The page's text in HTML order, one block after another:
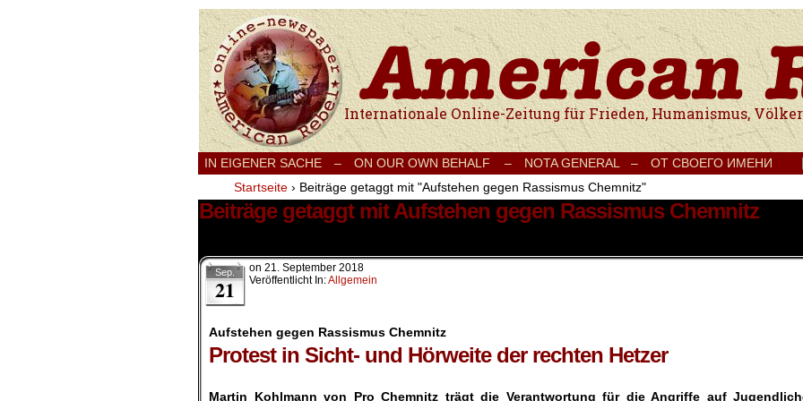
Internationale Onlinezeitung für Frieden, Humanismus, Völkerverständigung und
IN EIGENER SACHE – ON OUR OWN BEHALF – NOTA GENERAL – ОТ СВОЕГО ИМЕНИ
Startseite › Beiträge getaggt mit "Aufstehen gegen Rassismus Chemnitz"
Beiträge getaggt mit Aufstehen gegen Rassismus Chemnitz
Sep.
21
on 21. September 2018
Veröffentlicht In:Allgemein
Aufstehen gegen Rassismus Chemnitz
Protest in Sicht- und Hörweite der rechten Hetzer
Martin Kohlmann von Pro Chemnitz trägt die Verantwortung für die Angriffe auf